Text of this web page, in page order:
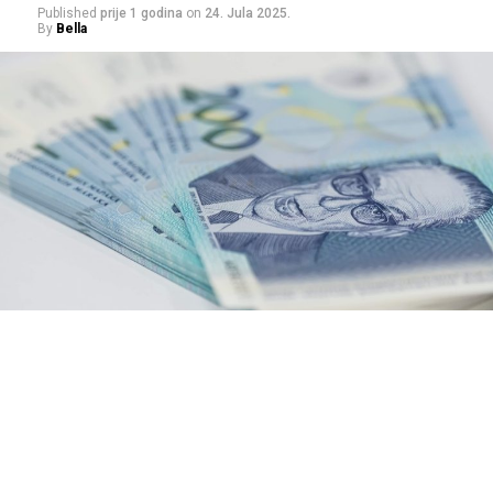
Published prije 1 godina on 24. Jula 2025.
By Bella